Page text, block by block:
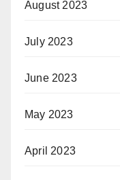
August 2023
July 2023
June 2023
May 2023
April 2023